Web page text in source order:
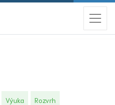
Výuka Rozvrh